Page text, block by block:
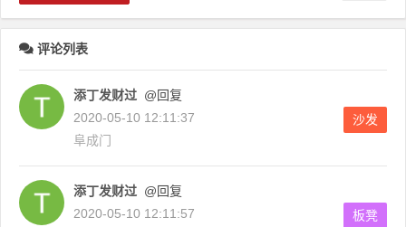
评论列表
添丁发财过 @回复
2020-05-10 12:11:37
沙发
阜成门
添丁发财过 @回复
2020-05-10 12:11:57
板凳